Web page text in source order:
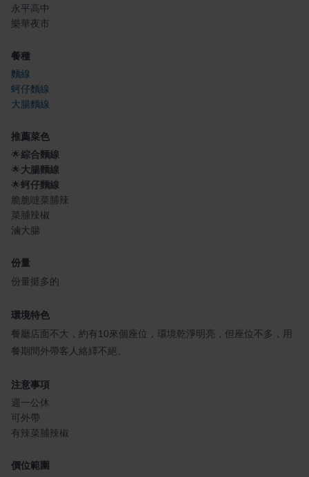
永平高中
樂華夜市
餐種
麵線
蚵仔麵線
大腸麵線
推薦菜色
🌟綜合麵線
🌟大腸麵線
🌟蚵仔麵線
脆脆噠菜脯辣
菜脯辣椒
滷大腸
份量
份量挺多的
環境特色
餐廳店面不大，約有10來個座位，環境乾淨明亮，但座位不多，用
餐期間外帶客人絡繹不絕。
注意事項
週一公休
可外帶
有辣菜脯辣椒
價位範圍